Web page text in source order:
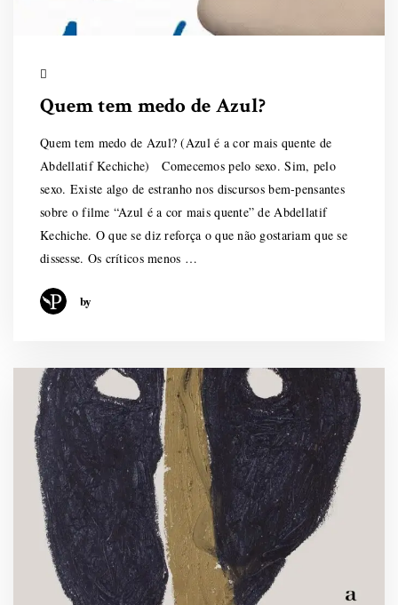
Quem tem medo de Azul?
Quem tem medo de Azul? (Azul é a cor mais quente de
Abdellatif Kechiche) Comecemos pelo sexo. Sim, pelo
sexo. Existe algo de estranho nos discursos bem-pensantes
sobre o filme “Azul é a cor mais quente” de Abdellatif
Kechiche. O que se diz reforça o que não gostariam que se
dissesse. Os críticos menos …
by